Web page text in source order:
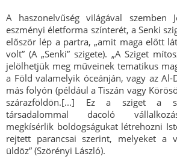
A haszonelvűség világával szemben
eszményi életforma színterét, a Senki
először lép a partra, „amit maga előtt
volt” (A „Senki” szigete). „A Sziget
jelölhetjük meg műveinek tematikus
a Föld valamelyik óceánján, vagy az Al-
más folyón (például a Tiszán vagy
szárazföldön.[...] Ez a sziget a
társadalommal dacoló
megkísérlik boldogságukat létrehozni
rejtett parancsai szerint, melyeket a
üldöz” (Szörényi László).